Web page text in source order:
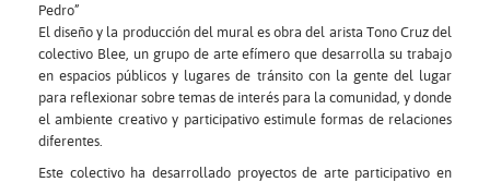
Pedro”
El diseño y la producción del mural es obra del arista Tono Cruz del
colectivo Blee, un grupo de arte efímero que desarrolla su trabajo
en espacios públicos y lugares de tránsito con la gente del lugar
para reflexionar sobre temas de interés para la comunidad, y donde
el ambiente creativo y participativo estimule formas de relaciones
diferentes.
Este colectivo ha desarrollado proyectos de arte participativo en